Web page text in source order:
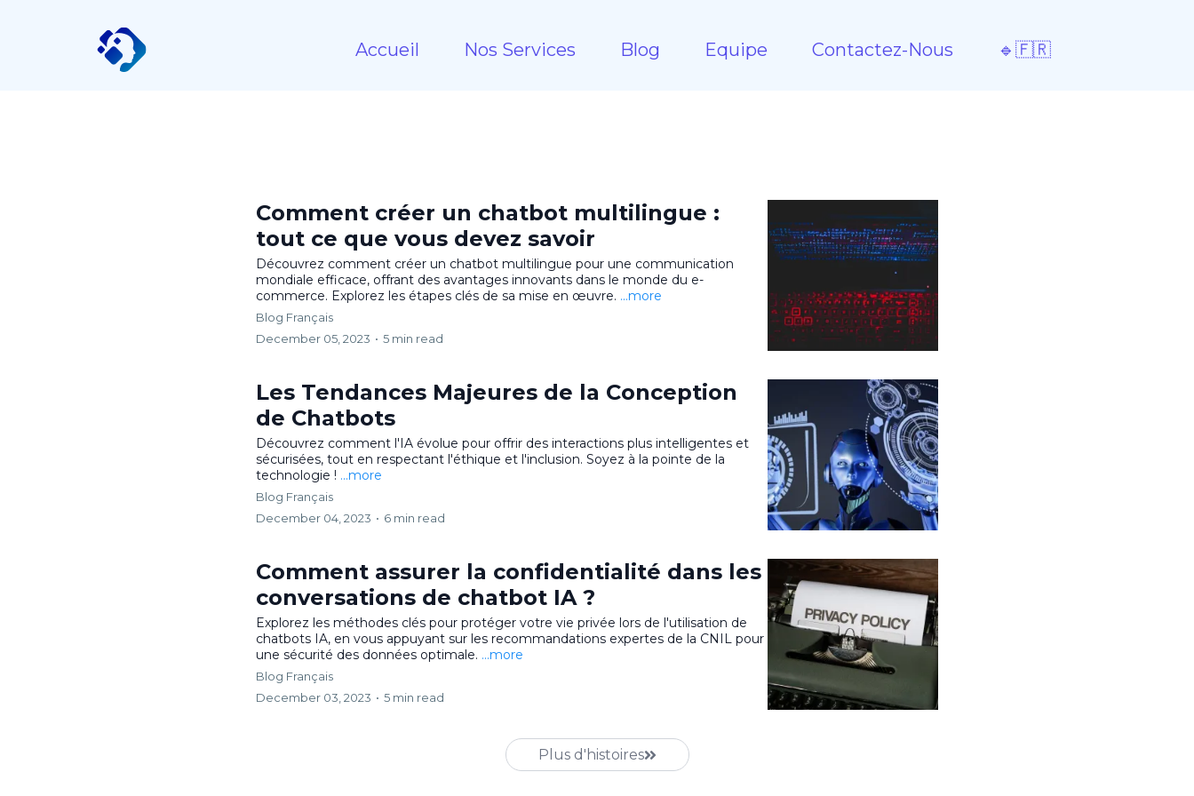
Accueil Nos Services Blog Equipe Contactez-Nous 🔹🇫🇷
Comment créer un chatbot multilingue :
tout ce que vous devez savoir
Découvrez comment créer un chatbot multilingue pour une communication
mondiale efficace, offrant des avantages innovants dans le monde du e-
commerce. Explorez les étapes clés de sa mise en œuvre. ...more
Blog Français
December 05, 2023 • 5 min read
Les Tendances Majeures de la Conception
de Chatbots
Découvrez comment l'IA évolue pour offrir des interactions plus intelligentes et
sécurisées, tout en respectant l'éthique et l'inclusion. Soyez à la pointe de la
technologie ! ...more
Blog Français
December 04, 2023 • 6 min read
Comment assurer la confidentialité dans les
conversations de chatbot IA ?
Explorez les méthodes clés pour protéger votre vie privée lors de l'utilisation de
chatbots IA, en vous appuyant sur les recommandations expertes de la CNIL pour
une sécurité des données optimale. ...more
Blog Français
December 03, 2023 • 5 min read
Plus d'histoires